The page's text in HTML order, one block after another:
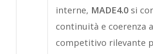
interne, MADE4.0 si
continuità e coerenza
competitivo rilevante